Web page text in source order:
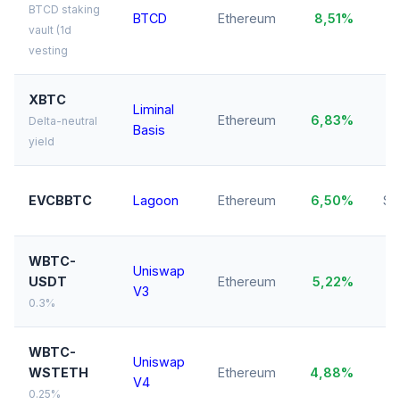
BTCD staking
vault (1d
vesting
BTCD Ethereum 8,51%
XBTC
Delta-neutral
yield
Liminal
Basis
Ethereum 6,83%
EVCBBTC Lagoon Ethereum 6,50%
WBTC-
USDT
0.3%
Uniswap
V3
Ethereum 5,22%
WBTC-
WSTETH
0.25%
Uniswap
V4
Ethereum 4,88%